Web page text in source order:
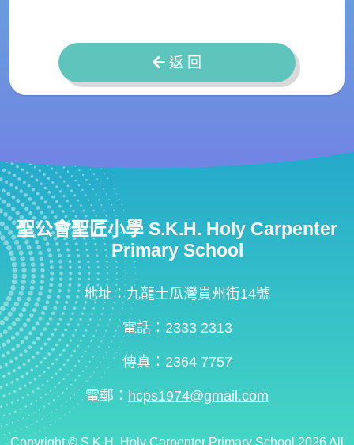
返 回
聖公會聖匠小學 S.K.H. Holy Carpenter
Primary School
地址：九龍土瓜灣貴州街14號
電話：2333 2313
傳真：2364 7757
電郵： hcps1974@gmail.com
Copyright © S.K.H. Holy Carpenter Primary School 2026 All